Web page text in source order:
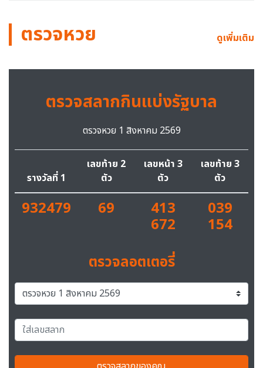
ตรวจหวย ดูเพิ่มเติม
ตรวจสลากกินแบ่งรัฐบาล
ตรวจหวย 1 สิงหาคม 2569
รางวัลที่ 1
เลขท้าย 2
ตัว
เลขหน้า 3
ตัว
เลขท้าย 3
ตัว
932479 69 413
672
039
154
ตรวจลอตเตอรี่